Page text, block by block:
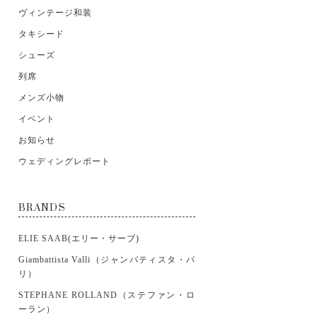
ヴィンテージ和装
タキシード
シューズ
列席
メンズ小物
イベント
お知らせ
ウェディングレポート
BRANDS
ELIE SAAB(エリー・サーブ)
Giambattista Valli（ジャンバティスタ・バ
リ）
STEPHANE ROLLAND（ステファン・ロ
ーラン）